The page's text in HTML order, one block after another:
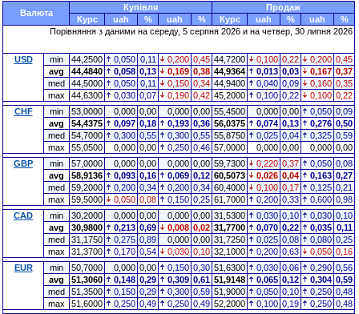
Валюта
Купівля
Продаж
Курс
uah % uah % Курс uah % uah
%
Порівняння з даними на середу, 5 серпня 2026 и на четвер, 30 липня 2026
USD min 44,2500 0,050 0,11 0,200 0,45 44,7200 0,100 0,22 0,200 0,45
avg
44,4840 0,058 0,13 0,169 0,38 44,9364 0,013 0,03 0,167 0,37
med
44,5000 0,050 0,11 0,150 0,34 44,9400 0,040 0,09 0,160 0,35
max
44,6300 0,030 0,07 0,190 0,42 45,2000 0,100 0,22 0,100 0,22
CHF
min 53,0000 0,000 0,00 0,000 0,00 55,4500 0,000 0,00 0,050 0,09
avg
54,4375 0,097 0,18 0,193 0,36 56,0375 0,074 0,13 0,276 0,50
med
54,7000 0,300 0,55 0,300 0,55 55,8750 0,025 0,04 0,325 0,59
max
55,0500 0,000 0,00 0,250 0,46 57,0000 0,000 0,00 0,000 0,00
GBP
min 57,0000 0,000 0,00 0,000 0,00 59,7300 0,220 0,37 0,050 0,08
avg
58,9136 0,093 0,16 0,069 0,12 60,5073 0,026 0,04 0,163 0,27
med
59,2000 0,200 0,34 0,200 0,34 60,4000 0,100 0,17 0,125 0,21
max
59,5000 0,050 0,08 0,150 0,25 61,7000 0,200 0,33 0,600 0,98
CAD
min 30,2000 0,000 0,00 0,000 0,00 31,5300 0,030 0,10 0,030 0,10
avg
30,9800 0,213 0,69 0,008 0,02 31,7700 0,070 0,22 0,035 0,11
med
31,1750 0,275 0,89 0,000 0,00 31,7250 0,025 0,08 0,080 0,25
max
31,3700 0,170 0,54 0,030 0,10 32,1000 0,200 0,63 0,050 0,16
EUR
min 50,7000 0,000 0,00 0,150 0,30 51,6300 0,030 0,06 0,290 0,56
avg
51,3060 0,148 0,29 0,309 0,61 51,9148 0,065 0,12 0,304 0,59
med
51,3500 0,150 0,29 0,300 0,59 51,9000 0,050 0,10 0,250 0,48
max
51,6000 0,250 0,49 0,250 0,49 52,2000 0,100 0,19 0,250 0,48